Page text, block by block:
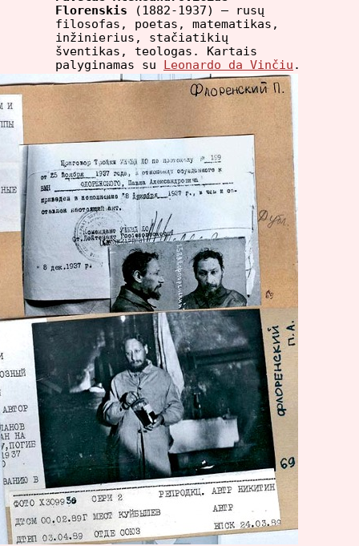
Florenskis (1882-1937) – rusų
filosofas, poetas, matematikas,
inžinierius, stačiatikių
šventikas, teologas. Kartais
palyginamas su Leonardo da Vinčiu .